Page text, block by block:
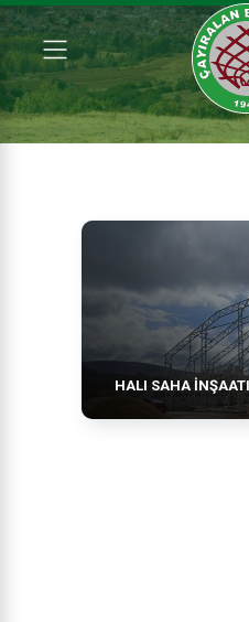
HALI SAHA İNŞAATI